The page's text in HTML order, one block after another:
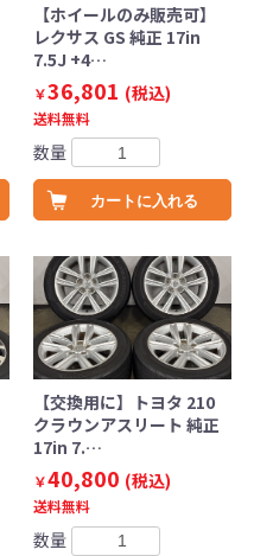
【ホイールのみ販売可】
レクサス GS 純正 17in
7.5J +4…
￥36,801 (税込)
送料無料
数量
カートに入れる
【交換用に】トヨタ 210
クラウンアスリート 純正
17in 7.…
￥40,800 (税込)
送料無料
数量